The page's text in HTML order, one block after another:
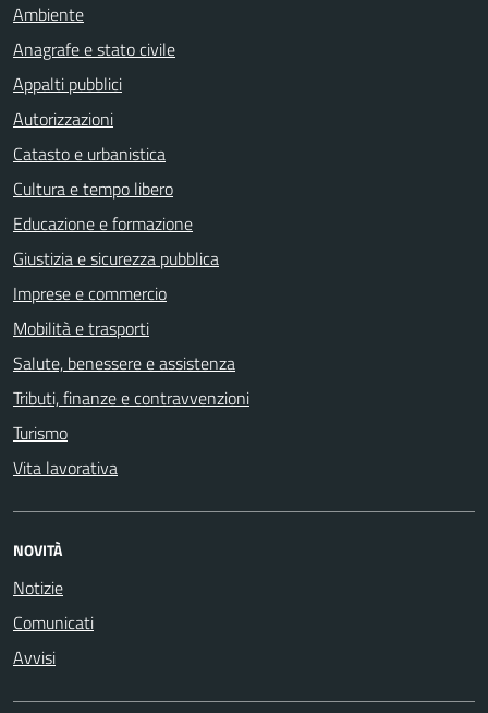
Ambiente
Anagrafe e stato civile
Appalti pubblici
Autorizzazioni
Catasto e urbanistica
Cultura e tempo libero
Educazione e formazione
Giustizia e sicurezza pubblica
Imprese e commercio
Mobilità e trasporti
Salute, benessere e assistenza
Tributi, finanze e contravvenzioni
Turismo
Vita lavorativa
NOVITÀ
Notizie
Comunicati
Avvisi